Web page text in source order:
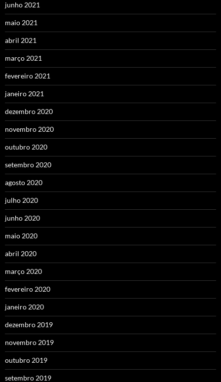
junho 2021
maio 2021
abril 2021
março 2021
fevereiro 2021
janeiro 2021
dezembro 2020
novembro 2020
outubro 2020
setembro 2020
agosto 2020
julho 2020
junho 2020
maio 2020
abril 2020
março 2020
fevereiro 2020
janeiro 2020
dezembro 2019
novembro 2019
outubro 2019
setembro 2019